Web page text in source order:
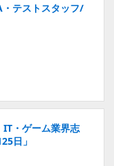
・テストスタッフ/
・ゲーム業界志
日」